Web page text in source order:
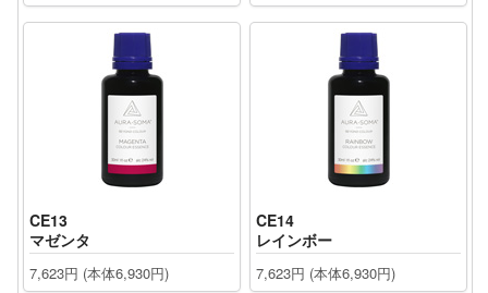
CE13
マゼンタ
7,623円 (本体6,930円)
CE14
レインボー
7,623円 (本体6,930円)